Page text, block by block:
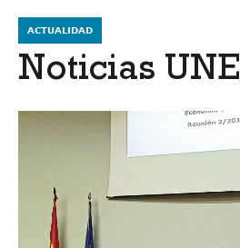
ACTUALIDAD
Noticias UNE